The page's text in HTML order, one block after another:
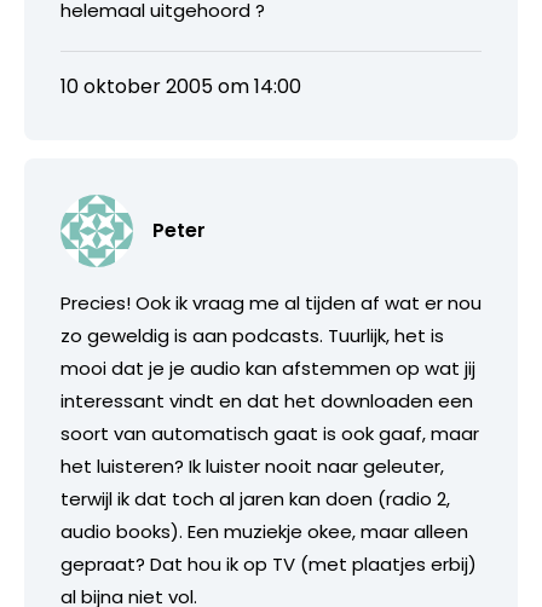
helemaal uitgehoord ?
10 oktober 2005 om 14:00
Peter
Precies! Ook ik vraag me al tijden af wat er nou
zo geweldig is aan podcasts. Tuurlijk, het is
mooi dat je je audio kan afstemmen op wat jij
interessant vindt en dat het downloaden een
soort van automatisch gaat is ook gaaf, maar
het luisteren? Ik luister nooit naar geleuter,
terwijl ik dat toch al jaren kan doen (radio 2,
audio books). Een muziekje okee, maar alleen
gepraat? Dat hou ik op TV (met plaatjes erbij)
al bijna niet vol.